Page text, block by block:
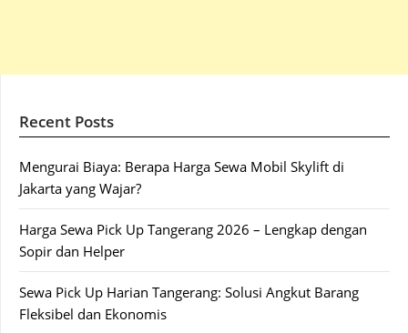
Recent Posts
Mengurai Biaya: Berapa Harga Sewa Mobil Skylift di
Jakarta yang Wajar?
Harga Sewa Pick Up Tangerang 2026 – Lengkap dengan
Sopir dan Helper
Sewa Pick Up Harian Tangerang: Solusi Angkut Barang
Fleksibel dan Ekonomis